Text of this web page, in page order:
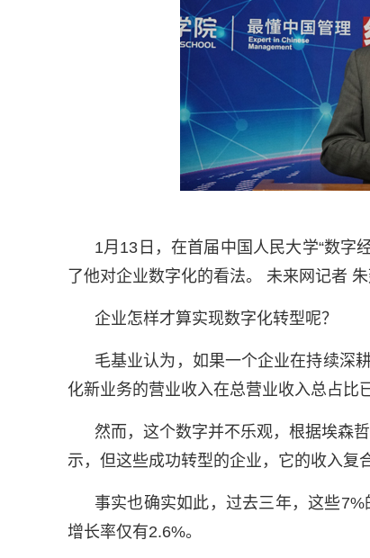
1月13日，在首届中国人民大学“数字
了他对企业数字化的看法。 未来网记者
企业怎样才算实现数字化转型呢？
毛基业认为，如果一个企业在持续深
化新业务的营业收入在总营业收入总占比
然而，这个数字并不乐观，根据埃森
示，但这些成功转型的企业，它的收入复
事实也确实如此，过去三年，这些
增长率仅有2.6%。